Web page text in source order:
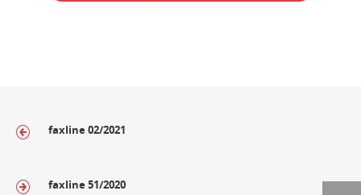
faxline 02/2021
faxline 51/2020